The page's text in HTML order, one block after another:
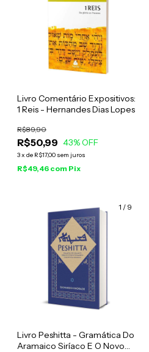
Livro Comentário Expositivos:
1 Reis - Hernandes Dias Lopes
R$50,99
R$89,90
43% OFF
3x de R$17,00 sem juros
R$49,46 com Pix
1 / 9
Livro Peshitta - Gramática Do
Aramaico Siríaco E O Novo